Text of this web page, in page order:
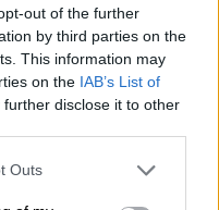
out of the further
by third parties on the
This information may
on the IAB’s List of
further disclose it to other
Outs
για το
το δημόσιο δωρεάν
τα μορφωτικά
τα εργασιακά